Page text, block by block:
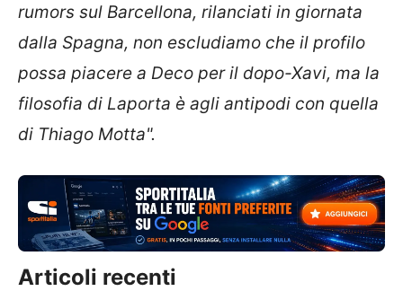
rumors sul Barcellona, rilanciati in giornata
dalla Spagna, non escludiamo che il profilo
possa piacere a Deco per il dopo-Xavi, ma la
filosofia di Laporta è agli antipodi con quella
di Thiago Motta".
Articoli recenti